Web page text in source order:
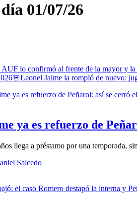
01/07/26
AUF lo confirmó al frente de la mayor y la
🚨Leonel Jaime la rompió de nuevo:
ya es refuerzo de
llega a préstamo por una temporada,
Salcedo